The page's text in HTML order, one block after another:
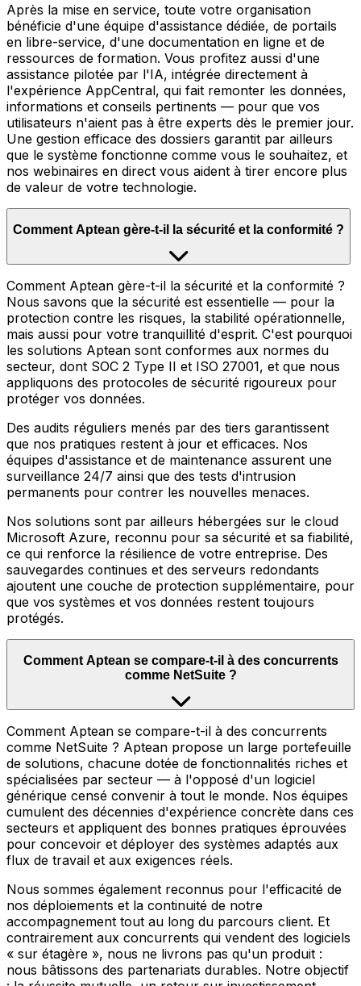
Après la mise en service, toute votre organisation
bénéficie d'une équipe d'assistance dédiée, de portails
en libre-service, d'une documentation en ligne et de
ressources de formation. Vous profitez aussi d'une
assistance pilotée par l'IA, intégrée directement à
l'expérience AppCentral, qui fait remonter les données,
informations et conseils pertinents — pour que vos
utilisateurs n'aient pas à être experts dès le premier jour.
Une gestion efficace des dossiers garantit par ailleurs
que le système fonctionne comme vous le souhaitez, et
nos webinaires en direct vous aident à tirer encore plus
de valeur de votre technologie.
Comment Aptean gère-t-il la sécurité et la conformité ?
Comment Aptean gère-t-il la sécurité et la conformité ?
Nous savons que la sécurité est essentielle — pour la
protection contre les risques, la stabilité opérationnelle,
mais aussi pour votre tranquillité d'esprit. C'est pourquoi
les solutions Aptean sont conformes aux normes du
secteur, dont SOC 2 Type II et ISO 27001, et que nous
appliquons des protocoles de sécurité rigoureux pour
protéger vos données.
Des audits réguliers menés par des tiers garantissent
que nos pratiques restent à jour et efficaces. Nos
équipes d'assistance et de maintenance assurent une
surveillance 24/7 ainsi que des tests d'intrusion
permanents pour contrer les nouvelles menaces.
Nos solutions sont par ailleurs hébergées sur le cloud
Microsoft Azure, reconnu pour sa sécurité et sa fiabilité,
ce qui renforce la résilience de votre entreprise. Des
sauvegardes continues et des serveurs redondants
ajoutent une couche de protection supplémentaire, pour
que vos systèmes et vos données restent toujours
protégés.
Comment Aptean se compare-t-il à des concurrents
comme NetSuite ?
Comment Aptean se compare-t-il à des concurrents
comme NetSuite ? Aptean propose un large portefeuille
de solutions, chacune dotée de fonctionnalités riches et
spécialisées par secteur — à l'opposé d'un logiciel
générique censé convenir à tout le monde. Nos équipes
cumulent des décennies d'expérience concrète dans ces
secteurs et appliquent des bonnes pratiques éprouvées
pour concevoir et déployer des systèmes adaptés aux
flux de travail et aux exigences réels.
Nous sommes également reconnus pour l'efficacité de
nos déploiements et la continuité de notre
accompagnement tout au long du parcours client. Et
contrairement aux concurrents qui vendent des logiciels
« sur étagère », nous ne livrons pas qu'un produit :
nous bâtissons des partenariats durables. Notre objectif